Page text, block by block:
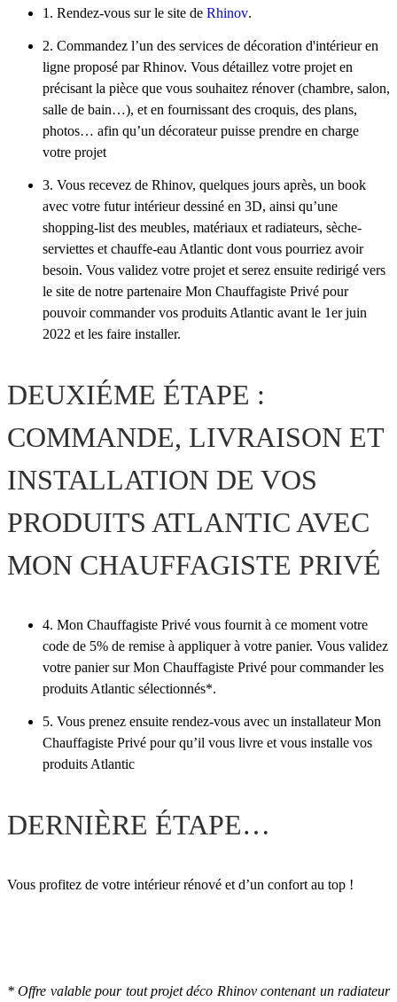
1. Rendez-vous sur le site de Rhinov.
2. Commandez l’un des services de décoration d'intérieur en
ligne proposé par Rhinov. Vous détaillez votre projet en
précisant la pièce que vous souhaitez rénover (chambre, salon,
salle de bain…), et en fournissant des croquis, des plans,
photos… afin qu’un décorateur puisse prendre en charge
votre projet
3. Vous recevez de Rhinov, quelques jours après, un book
avec votre futur intérieur dessiné en 3D, ainsi qu’une
shopping-list des meubles, matériaux et radiateurs, sèche-
serviettes et chauffe-eau Atlantic dont vous pourriez avoir
besoin. Vous validez votre projet et serez ensuite redirigé vers
le site de notre partenaire Mon Chauffagiste Privé pour
pouvoir commander vos produits Atlantic avant le 1er juin
2022 et les faire installer.
DEUXIÉME ÉTAPE :
COMMANDE, LIVRAISON ET
INSTALLATION DE VOS
PRODUITS ATLANTIC AVEC
MON CHAUFFAGISTE PRIVÉ
4. Mon Chauffagiste Privé vous fournit à ce moment votre
code de 5% de remise à appliquer à votre panier. Vous validez
votre panier sur Mon Chauffagiste Privé pour commander les
produits Atlantic sélectionnés*.
5. Vous prenez ensuite rendez-vous avec un installateur Mon
Chauffagiste Privé pour qu’il vous livre et vous installe vos
produits Atlantic
DERNIÈRE ÉTAPE…
Vous profitez de votre intérieur rénové et d’un confort au top !
* Offre valable pour tout projet déco Rhinov contenant un radiateur